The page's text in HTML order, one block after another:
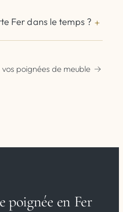
Fer dans le temps ?
poignées de meuble
poignée en Fer